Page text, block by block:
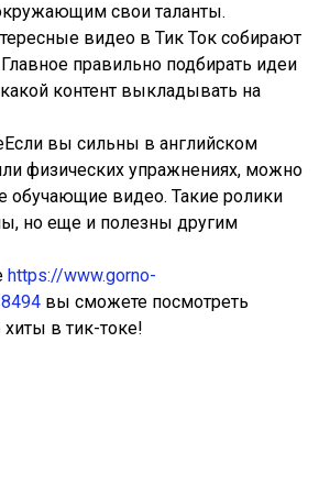
свои таланты.
видео в Тик Ток собирают
правильно подбирать идеи
контент выкладывать на
вы сильны в английском
физических упражнениях, можно
обучающие видео. Такие ролики
но еще и полезны другим
https://www.gorno-
вы сможете посмотреть
в тик-токе!